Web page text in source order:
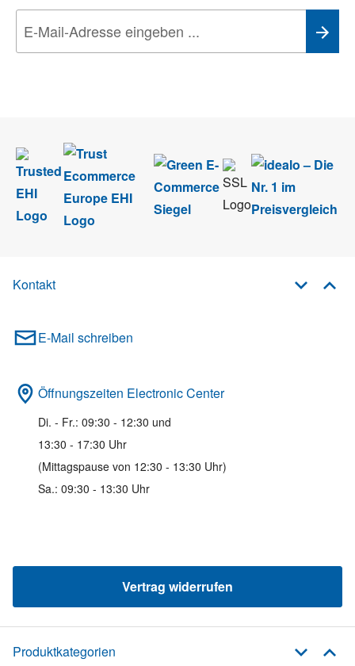
Kontakt
E-Mail schreiben
Öffnungszeiten Electronic Center
Di. - Fr.: 09:30 - 12:30 und
13:30 - 17:30 Uhr
(Mittagspause von 12:30 - 13:30 Uhr)
Sa.: 09:30 - 13:30 Uhr
Vertrag widerrufen
Produktkategorien